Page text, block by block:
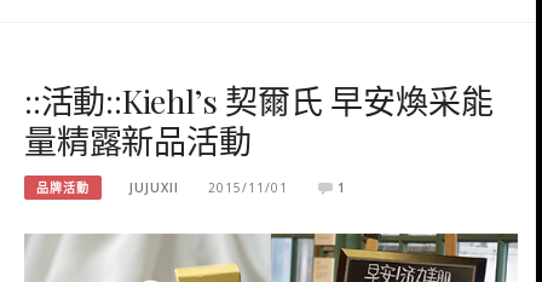
::活動::Kiehl’s 契爾氏 早安煥采能
量精露新品活動
品牌活動 JUJUXII 2015/11/01 1